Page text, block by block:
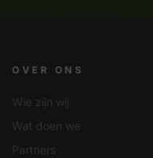
OVER ONS
Wie zijn wij
Wat doen we
Partners